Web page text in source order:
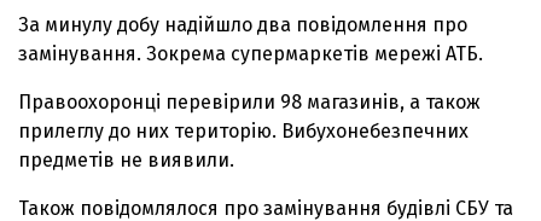
За минулу добу надійшло два повідомлення про
замінування. Зокрема супермаркетів мережі АТБ.
Правоохоронці перевірили 98 магазинів, а також
прилеглу до них територію. Вибухонебезпечних
предметів не виявили.
Також повідомлялося про замінування будівлі СБУ та